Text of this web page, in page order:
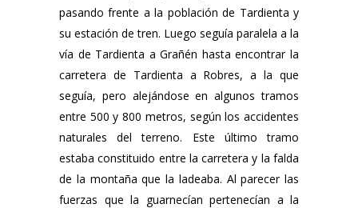
pasando frente a la población de Tardienta y
su estación de tren. Luego seguía paralela a la
vía de Tardienta a Grañén hasta encontrar la
carretera de Tardienta a Robres, a la que
seguía, pero alejándose en algunos tramos
entre 500 y 800 metros, según los accidentes
naturales del terreno. Este último tramo
estaba constituido entre la carretera y la falda
de la montaña que la ladeaba. Al parecer las
fuerzas que la guarnecían pertenecían a la